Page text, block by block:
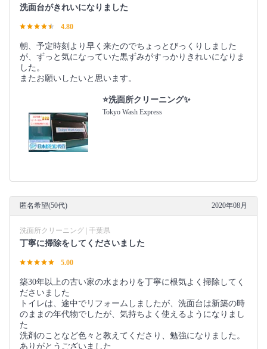
洗面台がきれいになりました
4.80
朝、予定時刻より早く来たのでちょっとびっくりしました
が、ずっと気になっていた黒ずみがすっかりきれいになりま
した。
またお願いしたいと思います。
⭐️洗面所クリーニング✨
Tokyo Wash Express
匿名希望(50代) 2020年08月
洗面所クリーニング | 千葉県
丁寧に掃除をしてくださいました
5.00
築30年以上の古い家の水まわりを丁寧に根気よく掃除してく
ださいました
トイレは、途中でリフォームしましたが、洗面台は新築の時
のままの年代物でしたが、気持ちよく使えるようになりまし
た
洗剤のことなど色々と教えてくださり、勉強になりました。
ありがとうございました